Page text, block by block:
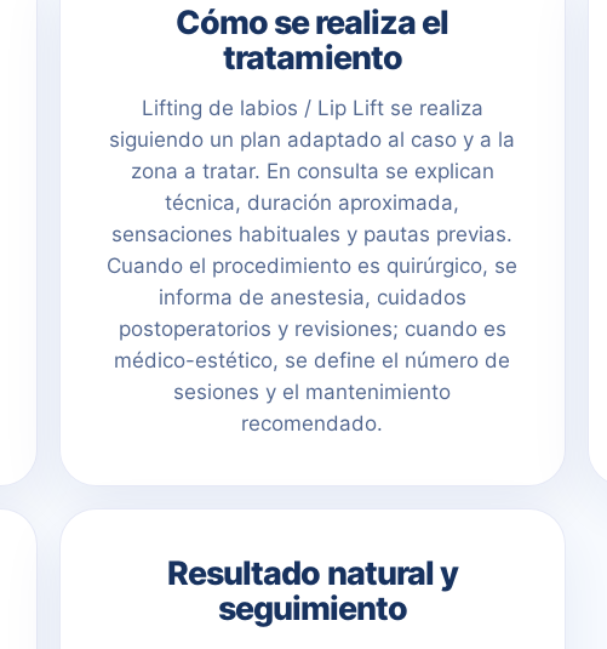
Cómo se realiza el
tratamiento
Lifting de labios / Lip Lift se realiza
siguiendo un plan adaptado al caso y a la
zona a tratar. En consulta se explican
técnica, duración aproximada,
sensaciones habituales y pautas previas.
Cuando el procedimiento es quirúrgico, se
informa de anestesia, cuidados
postoperatorios y revisiones; cuando es
médico-estético, se define el número de
sesiones y el mantenimiento
recomendado.
Resultado natural y
seguimiento